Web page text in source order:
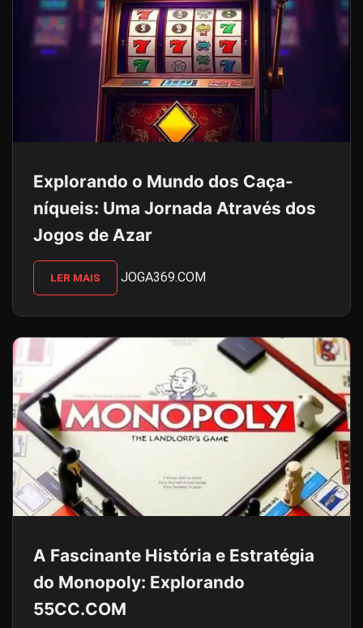
Explorando o Mundo dos Caça-
níqueis: Uma Jornada Através dos
Jogos de Azar
LER MAIS JOGA369.COM
A Fascinante História e Estratégia
do Monopoly: Explorando
55CC.COM